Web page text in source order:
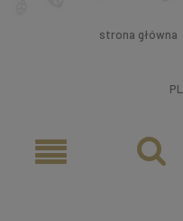
strona główna